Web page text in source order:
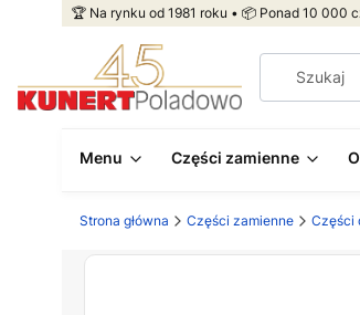
🏆 Na rynku od 1981 roku • 📦 Ponad 10 000
Menu Części zamienne
Strona główna Części zamienne Części